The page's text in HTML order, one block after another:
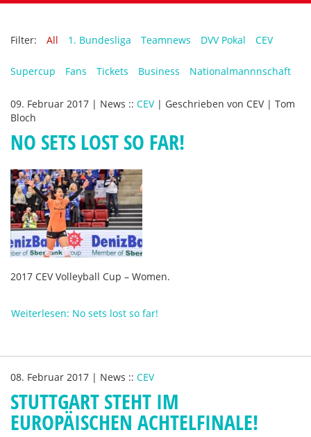
Filter: All 1. Bundesliga Teamnews DVV Pokal CEV
Supercup Fans Tickets Business Nationalmannnschaft
09. Februar 2017 | News :: CEV | Geschrieben von CEV | Tom
Bloch
NO SETS LOST SO FAR!
2017 CEV Volleyball Cup – Women.
Weiterlesen: No sets lost so far!
08. Februar 2017 | News :: CEV
STUTTGART STEHT IM
EUROPÄISCHEN ACHTELFINALE!